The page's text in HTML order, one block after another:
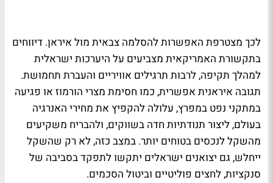
לכך מצטרפת האפשרות להסלמה צבאית מול איראן. דיווחים
בתקשורת האמריקאית מצביעים על היערכות ישראלית
למהלך תקיפה, לרבות תרגילים אוויריים והעברת תחמושת.
תגובה איראנית אפשרית, כמו חסימת מצרי הורמוז או פגיעה
במתקני נפט במפרץ, עלולה להקפיץ את מחירי האנרגיה
בעולם, ליצור תנודתיות חדה בשווקים, ולהבריח משקיעים
מהשקל לנכסים בטוחים יותר. במצב כזה, לא רק שהשקל
ייחלש, גם יצואנים ישראלים יתקשו לתפקד בסביבה של
סנקציות, לחצים פוליטיים וביטול הסכמים.